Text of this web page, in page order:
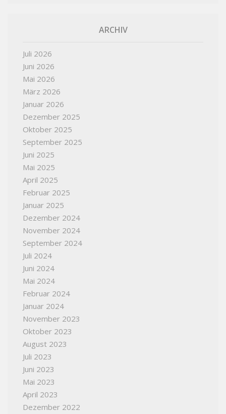
ARCHIV
Juli 2026
Juni 2026
Mai 2026
März 2026
Januar 2026
Dezember 2025
Oktober 2025
September 2025
Juni 2025
Mai 2025
April 2025
Februar 2025
Januar 2025
Dezember 2024
November 2024
September 2024
Juli 2024
Juni 2024
Mai 2024
Februar 2024
Januar 2024
November 2023
Oktober 2023
August 2023
Juli 2023
Juni 2023
Mai 2023
April 2023
Dezember 2022